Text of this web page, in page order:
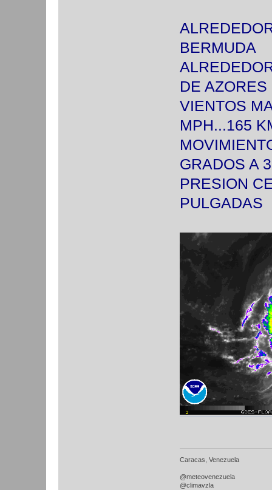
BERMUDA
DE AZORES
VIENTOS
MPH...165
GRADOS A
PRESION
PULGADAS
Caracas, Venezuela
@meteovenezuela
@climavzla